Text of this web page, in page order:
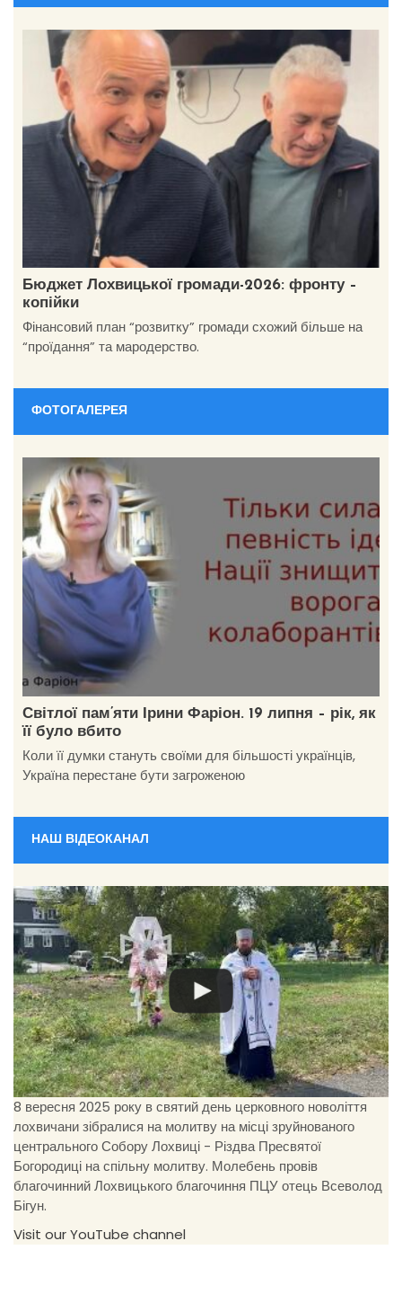
Бюджет Лохвицької громади-2026: фронту –
копійки
Фінансовий план “розвитку” громади схожий більше на
“проїдання” та мародерство.
ФОТОГАЛЕРЕЯ
Світлої пам’яти Ірини Фаріон. 19 липня – рік, як
її було вбито
Коли її думки стануть своїми для більшості українців,
Україна перестане бути загроженою
НАШ ВІДЕОКАНАЛ
8 вересня 2025 року в святий день церковного новоліття
лохвичани зібралися на молитву на місці зруйнованого
центрального Собору Лохвиці - Різдва Пресвятої
Богородиці на спільну молитву. Молебень провів
благочинний Лохвицького благочиння ПЦУ отець Всеволод
Бігун.
Visit our YouTube channel